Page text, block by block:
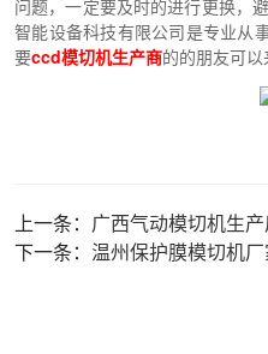
问题，一定要及时的进行更换，
智能设备科技有限公司是专业从
要ccd模切机生产商的的朋友可以
上一条： 广西气动模切机生
下一条： 温州保护膜模切机厂